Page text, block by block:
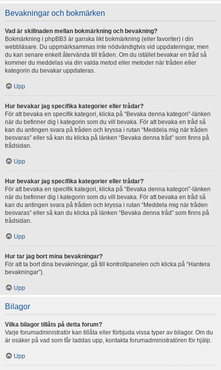
Bevakningar och bokmärken
Vad är skillnaden mellan bokmärkning och bevakning?
Bokmärkning i phpBB3 är ganska likt bokmärkning (eller favoriter) i din
webbläsare. Du uppmärksammas inte nödvändigtvis vid uppdateringar, men
du kan senare enkelt återvända till tråden. Om du istället bevakar en tråd så
kommer du meddelas via din valda metod eller metoder när tråden eller
kategorin du bevakar uppdateras.
Upp
Hur bevakar jag specifika kategorier eller trådar?
För att bevaka en specifik kategori, klicka på “Bevaka denna kategori”-länken
när du befinner dig i kategorin som du vill bevaka. För att bevaka en tråd så
kan du antingen svara på tråden och kryssa i rutan “Meddela mig när tråden
besvaras” eller så kan du klicka på länken “Bevaka denna tråd” som finns på
trådsidan.
Upp
Hur bevakar jag specifika kategorier eller trådar?
För att bevaka en specifik kategori, klicka på “Bevaka denna kategori”-länken
när du befinner dig i kategorin som du vill bevaka. För att bevaka en tråd så
kan du antingen svara på tråden och kryssa i rutan “Meddela mig när tråden
besvaras” eller så kan du klicka på länken “Bevaka denna tråd” som finns på
trådsidan.
Upp
Hur tar jag bort mina bevakningar?
För att ta bort dina bevakningar, gå till kontrollpanelen och klicka på “Hantera
bevakningar”).
Upp
Bilagor
Vilka bilagor tillåts på detta forum?
Varje forumadministratör kan tillåta eller förbjuda vissa typer av bilagor. Om du
är osäker på vad som får laddas upp, kontakta forumadministratören för hjälp.
Upp